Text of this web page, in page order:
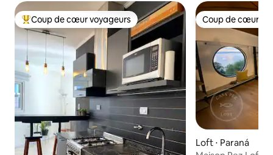
Coups de cœur voyageurs les plus appréciés
Coup de cœur voyageurs Coup de cœur
Coup de cœur
Loft ⋅ Paraná